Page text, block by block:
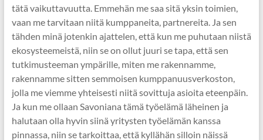
tätä vaikuttavuutta. Emmehän me saa sitä yksin toimien,
vaan me tarvitaan niitä kumppaneita, partnereita. Ja sen
tähden minä jotenkin ajattelen, että kun me puhutaan niistä
ekosysteemeistä, niin se on ollut juuri se tapa, että sen
tutkimusteeman ympärille, miten me rakennamme,
rakennamme sitten semmoisen kumppanuusverkoston,
jolla me viemme yhteisesti niitä sovittuja asioita eteenpäin.
Ja kun me ollaan Savoniana tämä työelämä läheinen ja
halutaan olla hyvin siinä yritysten työelämän kanssa
pinnassa, niin se tarkoittaa, että kyllähän silloin näissä